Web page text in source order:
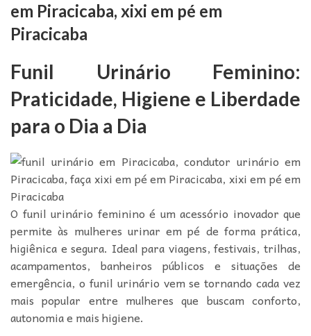
em Piracicaba, xixi em pé em
Piracicaba
Funil Urinário Feminino:
Praticidade, Higiene e Liberdade
para o Dia a Dia
O funil urinário feminino é um acessório inovador que
permite às mulheres urinar em pé de forma prática,
higiênica e segura. Ideal para viagens, festivais, trilhas,
acampamentos, banheiros públicos e situações de
emergência, o funil urinário vem se tornando cada vez
mais popular entre mulheres que buscam conforto,
autonomia e mais higiene.